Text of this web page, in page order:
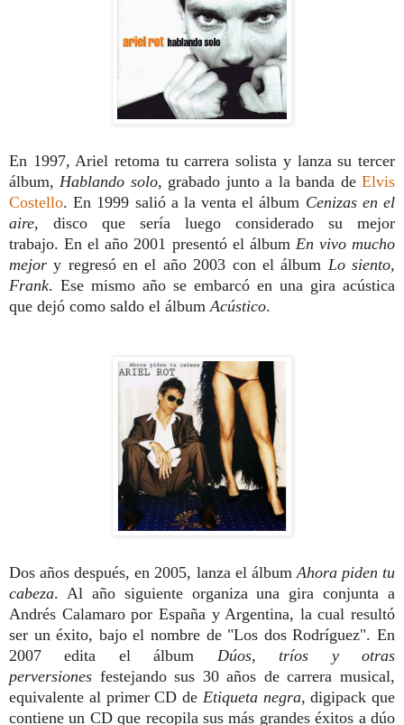
En 1997, Ariel retoma tu carrera solista y lanza su tercer
álbum, Hablando solo, grabado junto a la banda deElvis
Costello. En 1999 salió a la venta el álbum Cenizas en el
aire, disco que sería luego considerado su mejor
trabajo. En el año 2001 presentó el álbum En vivo mucho
mejor y regresó en el año 2003 con el álbum Lo siento,
Frank. Ese mismo año se embarcó en una gira acústica
que dejó como saldo el álbum Acústico.
Dos años después, en 2005, lanza el álbum Ahora piden tu
cabeza. Al año siguiente organiza una gira conjunta a
Andrés Calamaro por España y Argentina, la cual resultó
ser un éxito, bajo el nombre de "Los dos Rodríguez". En
2007 edita el álbum Dúos, tríos y otras
perversiones festejando sus 30 años de carrera musical,
equivalente al primer CD de Etiqueta negra, digipack que
contiene un CD que recopila sus más grandes éxitos a dúo